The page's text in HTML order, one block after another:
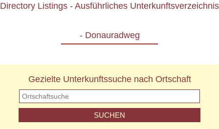
Directory Listings - Ausführliches Unterkunftsverzeichnis
- Donauradweg
Gezielte Unterkunftssuche nach Ortschaft